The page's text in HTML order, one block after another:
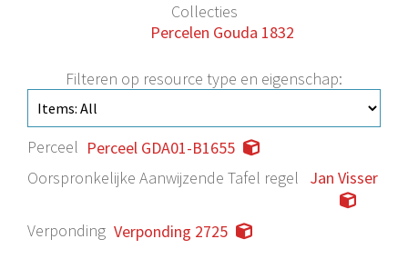
Collecties
Percelen Gouda 1832
Filteren op resource type en eigenschap:
Perceel Perceel GDA01-B1655
Oorspronkelijke Aanwijzende Tafel regel
Jan Visser
Verponding Verponding 2725